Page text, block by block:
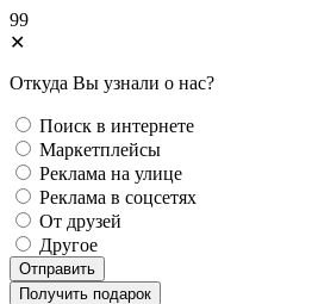
99
✕
Откуда Вы узнали о нас?
Поиск в интернете
Маркетплейсы
Реклама на улице
Реклама в соцсетях
От друзей
Другое
Отправить
Получить подарок